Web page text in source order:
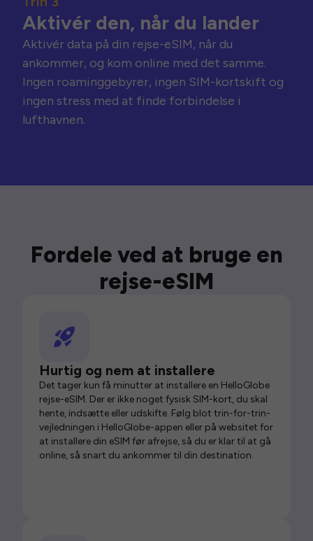
Aktivér den, når du lander
Aktivér data på din rejse-eSIM, når du
ankommer, og kom online med det samme.
Ingen roaminggebyrer, ingen SIM-kortskift og
ingen stress med at finde forbindelse i
lufthavnen.
Fordele ved at bruge en
rejse-eSIM
Hurtig og nem at installere
Det tager kun få minutter at installere en HelloGlobe
rejse-eSIM. Der er ikke noget fysisk SIM-kort, du skal
hente, indsætte eller udskifte. Følg blot trin-for-trin-
vejledningen i HelloGlobe-appen eller på websitet for
at installere din eSIM før afrejse, så du er klar til at gå
online, så snart du ankommer til din destination.